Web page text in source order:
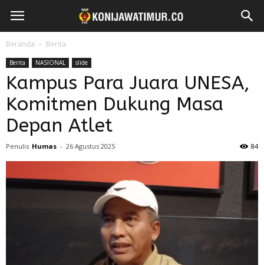
Beranda Berita
Berita NASIONAL slide
Kampus Para Juara UNESA,
Komitmen Dukung Masa
Depan Atlet
Penulis Humas - 26 Agustus 2025 84